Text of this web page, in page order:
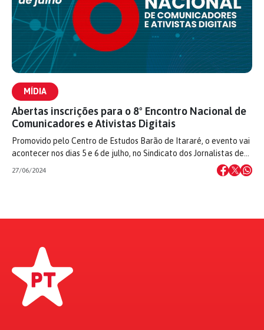
MÍDIA
Abertas inscrições para o 8º Encontro Nacional de
Comunicadores e Ativistas Digitais
Promovido pelo Centro de Estudos Barão de Itararé, o evento vai
acontecer nos dias 5 e 6 de julho, no Sindicato dos Jornalistas de…
27/06/2024